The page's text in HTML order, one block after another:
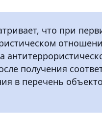
что при
получения
в перечень